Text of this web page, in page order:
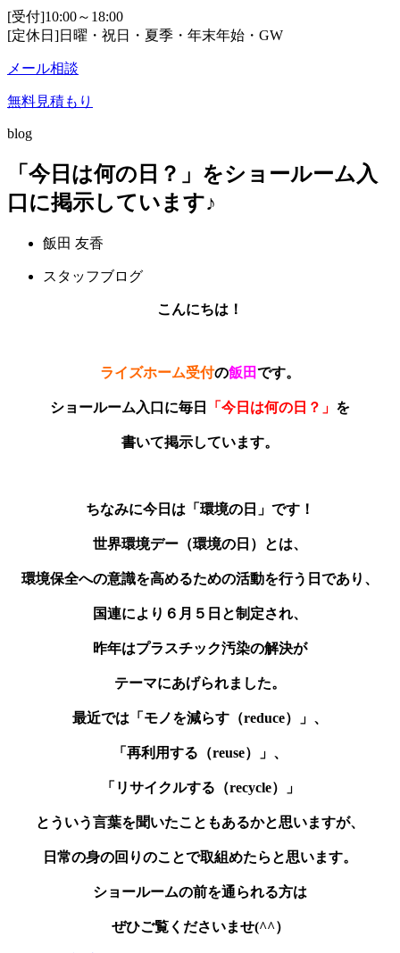
[受付]10:00～18:00
[定休日]日曜・祝日・夏季・年末年始・GW
メール相談
無料見積もり
blog
「今日は何の日？」をショールーム入
口に掲示しています♪
飯田 友香
スタッフブログ
こんにちは！
ライズホーム受付の飯田です。
ショールーム入口に毎日 「今日は何の日？」 を
書いて掲示しています。
ちなみに今日は「環境の日」です！
世界環境デー（環境の日）とは、
環境保全への意識を高めるための活動を行う日であり、
国連により６月５日と制定され、
昨年はプラスチック汚染の解決が
テーマにあげられました。
最近では「モノを減らす（reduce）」、
「再利用する（reuse）」、
「リサイクルする（recycle）」
とういう言葉を聞いたこともあるかと思いますが、
日常の身の回りのことで取組めたらと思います。
ショールームの前を通られる方は
ぜひご覧くださいませ(^^）